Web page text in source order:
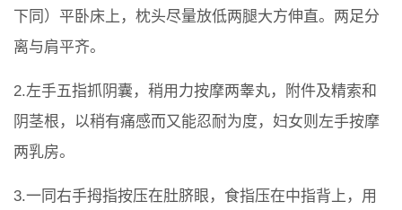
下同）平卧床上，枕头尽量放低两腿大方伸直。两足分
离与肩平齐。
2.左手五指抓阴囊，稍用力按摩两睾丸，附件及精索和
阴茎根，以稍有痛感而又能忍耐为度，妇女则左手按摩
两乳房。
3.一同右手拇指按压在肚脐眼，食指压在中指背上，用